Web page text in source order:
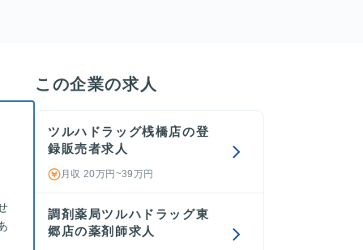
この企業の求人
ツルハドラッグ桟橋店の登
録販売者求人
月収 20万円~39万円
調剤薬局ツルハドラッグ東
郷店の薬剤師求人